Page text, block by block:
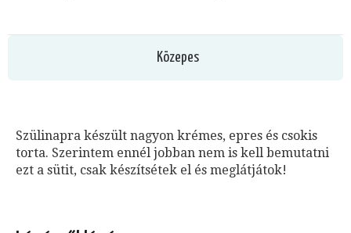
Közepes
Szülinapra készült nagyon krémes, epres és csokis
torta. Szerintem ennél jobban nem is kell bemutatni
ezt a sütit, csak készítsétek el és meglátjátok!